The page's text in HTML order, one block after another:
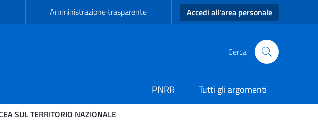
Amministrazione trasparente Accedi all'area personale
Cerca
PNRR
Tutti gli argomenti
SUL TERRITORIO NAZIONALE